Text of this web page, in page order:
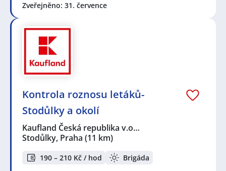
Zveřejněno: 31. července
Kontrola roznosu letáků-
Stodůlky a okolí
Kaufland Česká republika v.o…
Stodůlky, Praha (11 km)
190 – 210 Kč / hod Brigáda